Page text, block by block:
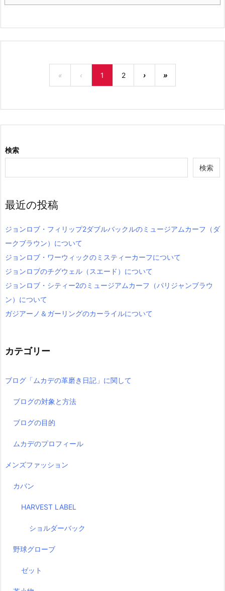
« ‹ 1 2 › »
検索
検索
最近の投稿
ジョンロブ・フィリップ2ダブルバックルのミュージアムカーフ（ダ
ークブラウン）について
ジョンロブ・ワーウィックのミスティーカーフについて
ジョンロブのチグウェル（スエード）について
ジョンロブ・シティー2のミュージアムカーフ（パリジャンブラウ
ン）について
ガジアーノ＆ガーリングのカーライルについて
カテゴリー
ブログ「ムカデの革磨き日記」に関して
ブログの対象と方法
ブログの目的
ムカデのプロフィール
メンズファッション
カバン
HARVEST LABEL
ショルダーバック
野球グローブ
ゼット